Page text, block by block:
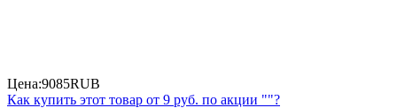
Цена:9085RUB
Как купить этот товар от 9 руб. по акции ""?